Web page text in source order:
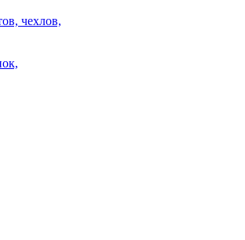
чехлов,